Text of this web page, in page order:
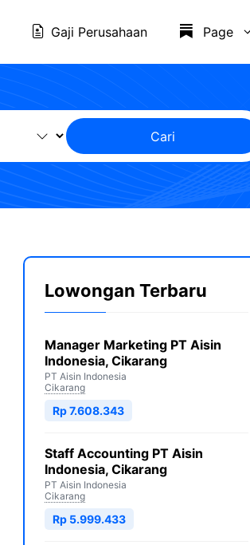
Gaji Perusahaan Page
Cari
Lowongan Terbaru
Manager Marketing PT Aisin
Indonesia, Cikarang
PT Aisin Indonesia
Cikarang
Rp 7.608.343
Staff Accounting PT Aisin
Indonesia, Cikarang
PT Aisin Indonesia
Cikarang
Rp 5.999.433